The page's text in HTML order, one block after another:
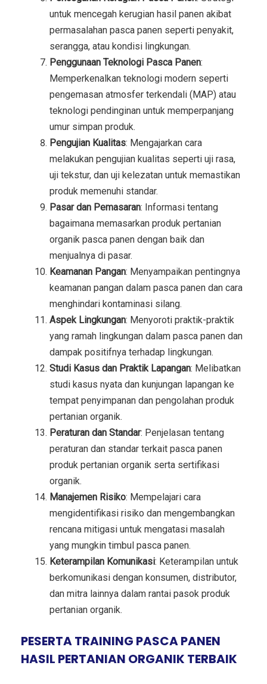
untuk mencegah kerugian hasil panen akibat
permasalahan pasca panen seperti penyakit,
serangga, atau kondisi lingkungan.
Penggunaan Teknologi Pasca Panen:
Memperkenalkan teknologi modern seperti
pengemasan atmosfer terkendali (MAP) atau
teknologi pendinginan untuk memperpanjang
umur simpan produk.
Pengujian Kualitas: Mengajarkan cara
melakukan pengujian kualitas seperti uji rasa,
uji tekstur, dan uji kelezatan untuk memastikan
produk memenuhi standar.
Pasar dan Pemasaran: Informasi tentang
bagaimana memasarkan produk pertanian
organik pasca panen dengan baik dan
menjualnya di pasar.
Keamanan Pangan: Menyampaikan pentingnya
keamanan pangan dalam pasca panen dan cara
menghindari kontaminasi silang.
Aspek Lingkungan: Menyoroti praktik-praktik
yang ramah lingkungan dalam pasca panen dan
dampak positifnya terhadap lingkungan.
Studi Kasus dan Praktik Lapangan: Melibatkan
studi kasus nyata dan kunjungan lapangan ke
tempat penyimpanan dan pengolahan produk
pertanian organik.
Peraturan dan Standar: Penjelasan tentang
peraturan dan standar terkait pasca panen
produk pertanian organik serta sertifikasi
organik.
Manajemen Risiko: Mempelajari cara
mengidentifikasi risiko dan mengembangkan
rencana mitigasi untuk mengatasi masalah
yang mungkin timbul pasca panen.
Keterampilan Komunikasi: Keterampilan untuk
berkomunikasi dengan konsumen, distributor,
dan mitra lainnya dalam rantai pasok produk
pertanian organik.
PESERTA TRAINING PASCA PANEN
HASIL PERTANIAN ORGANIK TERBAIK